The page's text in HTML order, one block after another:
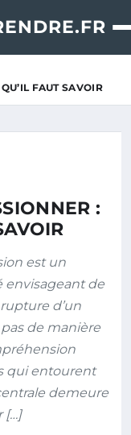
FAUT SAVOIR
:
est un
envisageant de
d’un
de manière
qui entourent
demeure
[…]